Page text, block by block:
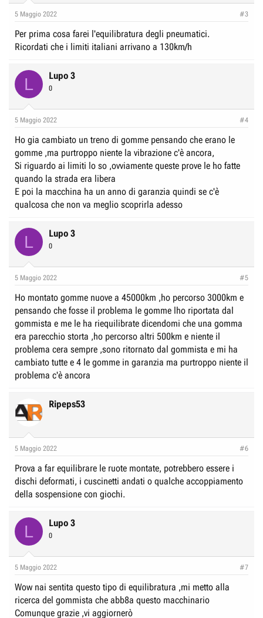
5 Maggio 2022 #3
Per prima cosa farei l'equilibratura degli pneumatici.
Ricordati che i limiti italiani arrivano a 130km/h
L Lupo 3
0
5 Maggio 2022 #4
Ho gia cambiato un treno di gomme pensando che erano le
gomme ,ma purtroppo niente la vibrazione c'è ancora,
Si riguardo ai limiti lo so ,ovviamente queste prove le ho fatte
quando la strada era libera
E poi la macchina ha un anno di garanzia quindi se c'è
qualcosa che non va meglio scoprirla adesso
L Lupo 3
0
5 Maggio 2022 #5
Ho montato gomme nuove a 45000km ,ho percorso 3000km e
pensando che fosse il problema le gomme lho riportata dal
gommista e me le ha riequilibrate dicendomi che una gomma
era parecchio storta ,ho percorso altri 500km e niente il
problema cera sempre ,sono ritornato dal gommista e mi ha
cambiato tutte e 4 le gomme in garanzia ma purtroppo niente il
problema c'è ancora
Ripeps53
5 Maggio 2022 #6
Prova a far equilibrare le ruote montate, potrebbero essere i
dischi deformati, i cuscinetti andati o qualche accoppiamento
della sospensione con giochi.
L Lupo 3
0
5 Maggio 2022 #7
Wow nai sentita questo tipo di equilibratura ,mi metto alla
ricerca del gommista che abb8a questo macchinario
Comunque grazie ,vi aggiornerò